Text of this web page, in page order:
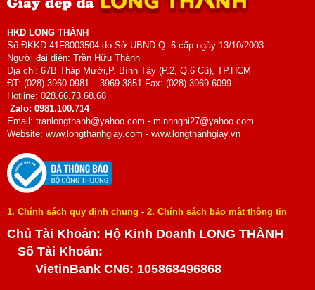
HKD LONG THÀNH
Số ĐKKD 41F8003504 do Sở UBND Q. 6 cấp ngày 13/10/2003
Người đại diện: Trần Hữu Thành
Địa chỉ: 67B Tháp Mười,P. Bình Tây (P.2, Q.6 Cũ), TP.HCM
ĐT: (028) 3960 0981 – 3969 3851 Fax: (028) 3969 6099
Hotline: 028.66.73.68.68
Zalo: 0981.100.714
Email: tranlongthanh@yahoo.com - minhnghi27@yahoo.com
Website: www.longthanhgiay.com - www.longthanhgiay.vn
1. Chính sách quy định chung - 2. Chính sách bảo mật thông tin
Chủ Tài Khoản: Hộ Kinh Doanh LONG THÀNH
Số Tài Khoản:
_ VietinBank CN6: 105868496868